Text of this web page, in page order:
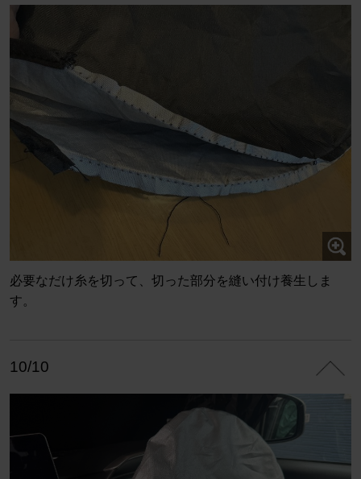
必要なだけ糸を切って、切った部分を縫い付け養生しま
す。
10/10